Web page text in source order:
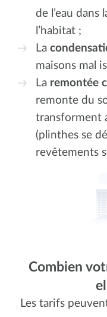
de l’eau
l’habitat ;
La
maisons mal
La remontée
remonte du
transforment
(plinthes se
revêtements
Combien
Les tarifs